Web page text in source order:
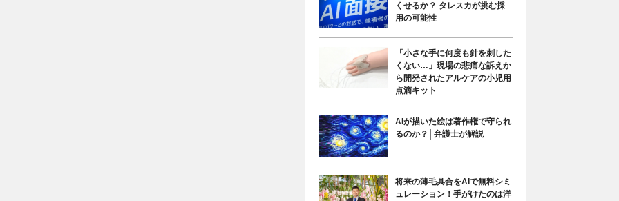
くせるか？ タレスカが挑む採
用の可能性
「小さな手に何度も針を刺した
くない…」現場の悲痛な訴えか
ら開発されたアルケアの小児用
点滴キット
AIが描いた絵は著作権で守られ
るのか？│弁護士が解説
将来の薄毛具合をAIで無料シミ
ュレーション！手がけたのは洋